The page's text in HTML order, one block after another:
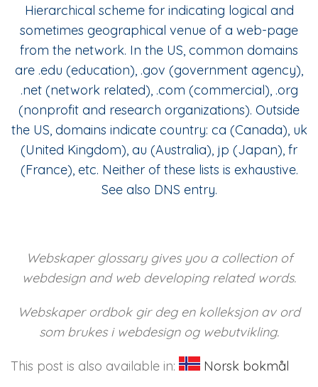
Hierarchical scheme for indicating logical and
sometimes geographical venue of a web-page
from the network. In the US, common domains
are .edu (education), .gov (government agency),
.net (network related), .com (commercial), .org
(nonprofit and research organizations). Outside
the US, domains indicate country: ca (Canada), uk
(United Kingdom), au (Australia), jp (Japan), fr
(France), etc. Neither of these lists is exhaustive.
See also DNS entry.
Webskaper glossary gives you a collection of
webdesign and web developing related words.
Webskaper ordbok gir deg en kolleksjon av ord
som brukes i webdesign og webutvikling.
This post is also available in: Norsk bokmål